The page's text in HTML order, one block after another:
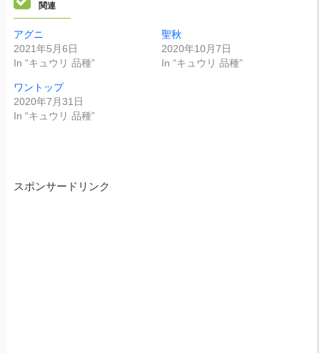
関連
アグニ
2021年5月6日
In “キュウリ 品種”
聖秋
2020年10月7日
In “キュウリ 品種”
ワントップ
2020年7月31日
In “キュウリ 品種”
スポンサードリンク